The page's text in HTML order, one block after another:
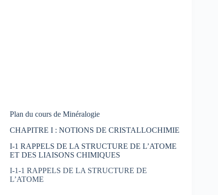
Plan du cours de Minéralogie
CHAPITRE I : NOTIONS DE CRISTALLOCHIMIE
I-1 RAPPELS DE LA STRUCTURE DE L’ATOME
ET DES LIAISONS CHIMIQUES
I-1-1 RAPPELS DE LA STRUCTURE DE
L’ATOME